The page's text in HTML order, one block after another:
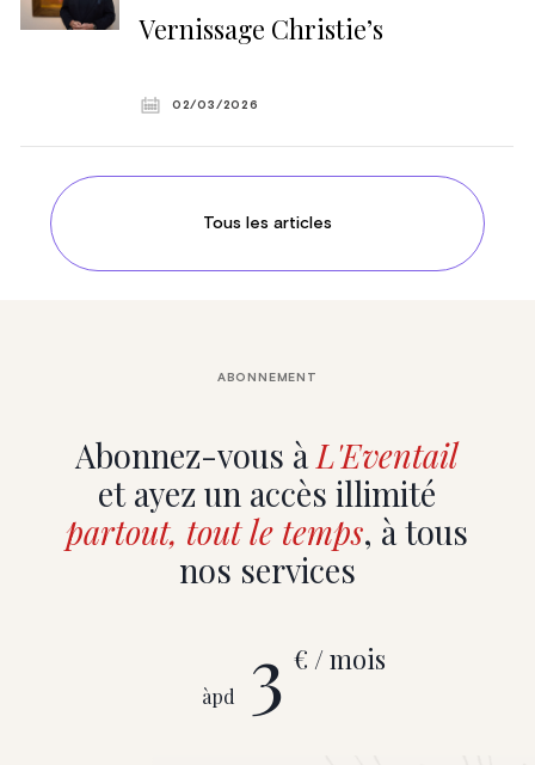
Vernissage Christie’s
02/03/2026
Tous les articles
Abonnez-vous àL'Eventail
et ayez un accès illimité
partout, tout le temps, à tous
nos services
ABONNEMENT
àpd 3 € / mois